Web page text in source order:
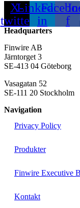
X-
twitter
Linkedin-
in
f
Headquarters
Finwire AB
Järntorget 3
SE-413 04 Göteborg
Vasagatan 52
SE-111 20 Stockholm
Navigation
Privacy Policy
Produkter
Finwire Executive
Kontakt